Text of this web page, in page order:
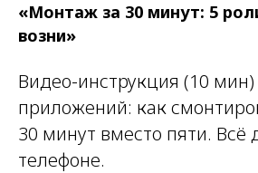
«Монтаж за 30 минут: 5
возни»
Видео-инструкция (10
приложений: как
30 минут вместо пяти. Всё
телефоне.